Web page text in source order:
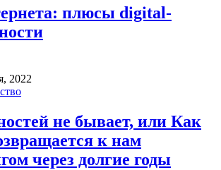
плюсы digital-
2022
не бывает, или Как
к нам
через долгие годы